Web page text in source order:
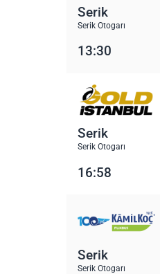
Serik
Serik Otogarı
13:30
Serik
Serik Otogarı
16:58
Serik
Serik Otogarı